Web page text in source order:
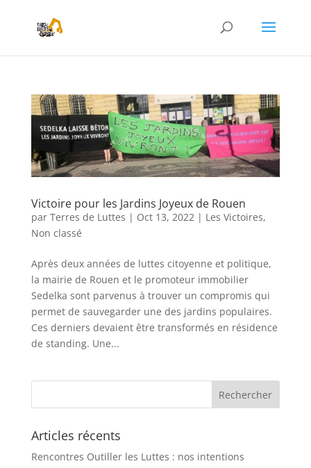
Victoire pour les Jardins Joyeux de Rouen
par Terres de Luttes | Oct 13, 2022 | Les Victoires,
Non classé
Après deux années de luttes citoyenne et politique,
la mairie de Rouen et le promoteur immobilier
Sedelka sont parvenus à trouver un compromis qui
permet de sauvegarder une des jardins populaires.
Ces derniers devaient être transformés en résidence
de standing. Une...
Articles récents
Rencontres Outiller les Luttes : nos intentions